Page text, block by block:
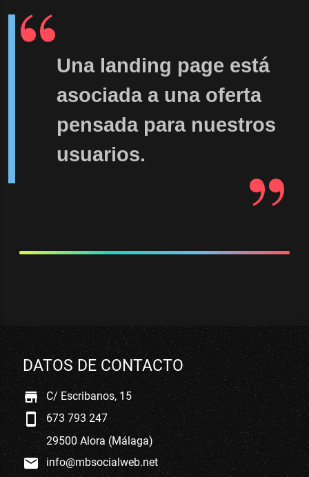
Una landing page está
asociada a una oferta
pensada para nuestros
usuarios.
DATOS DE CONTACTO
store C/ Escribanos, 15
smartphone 673 793 247
29500 Alora (Málaga)
mail info@mbsocialweb.net